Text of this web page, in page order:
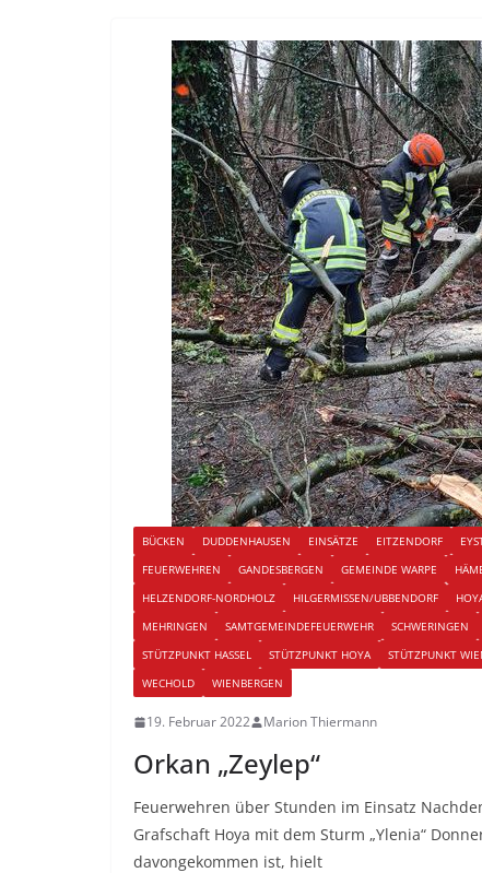
BÜCKEN DUDDENHAUSEN EINSÄTZE EITZENDORF
FEUERWEHREN
GANDESBERGEN GEMEINDE WARPE
HELZENDORF-NORDHOLZ
HILGERMISSEN/UBBENDORF
MEHRINGEN
SAMTGEMEINDEFEUERWEHR SCHWERINGEN
STÜTZPUNKT HASSEL
STÜTZPUNKT HOYA STÜTZPUNKT
WECHOLD
WIENBERGEN
19. Februar 2022 Marion Thiermann
Orkan „Zeylep“
Feuerwehren über Stunden im Einsatz
Grafschaft Hoya mit dem Sturm „Ylenia“
davongekommen ist, hielt